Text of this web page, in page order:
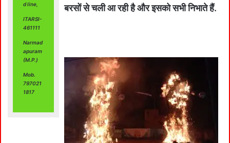
d line,
ITARSI-
461111
Narmad
apuram
(M.P.)
Mob.
797021
1817
बरसों से चली आ रही है और इसको सभी निभाते हैं.